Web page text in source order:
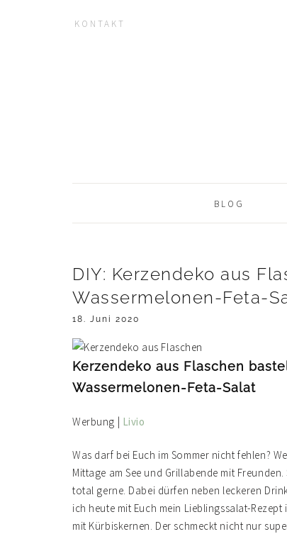
KONTAKT
BLOG
DIY: Kerzendeko aus
Wassermelonen-Feta-
18. Juni 2020
Kerzendeko aus Flaschen
Wassermelonen-Feta-Salat
Werbung | Livio
Was darf bei Euch im Sommer nicht fehlen?
Mittage am See und Grillabende mit
total gerne. Dabei dürfen neben leckeren
ich heute mit Euch mein Lieblingssalat-
mit Kürbiskernen. Der schmeckt nicht nur